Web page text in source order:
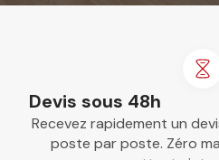
Devis sous 48h
Recevez rapidement un
poste par poste. Zéro